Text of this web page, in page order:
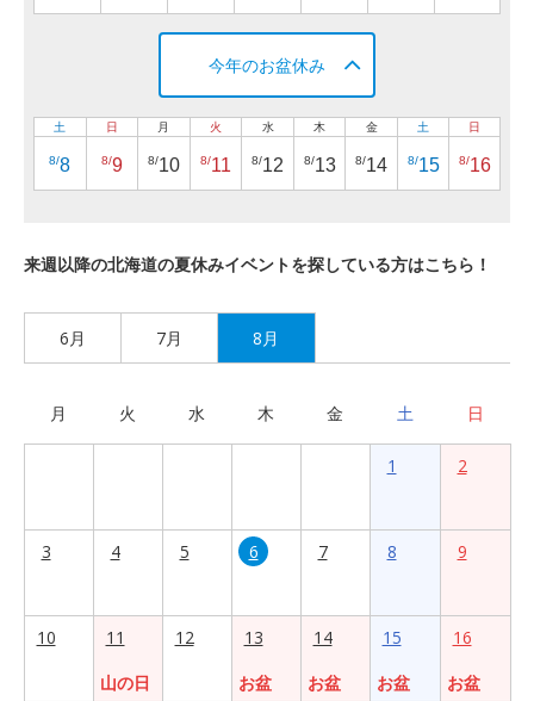
今年のお盆休み
土
8/8
日
8/9
月
8/10
火
8/11
水
8/12
木
8/13
金
8/14
土
8/15
日
8/16
来週以降の北海道の夏休みイベントを探している方はこちら！
6月 7月 8月
月 火 水 木 金 土 日
1 2
3 4 5 6 7 8 9
10
11
山の日
12
13
お盆
14
お盆
15
お盆
16
お盆